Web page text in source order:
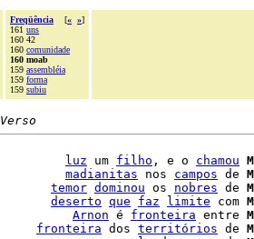
Freqüência [« »]
161 uns
160 42
160 comunidade
160 moab
159 assembléia
159 forma
159 subiu
luz um filho , e o chamou
madianitas nos campos de
temor dominou os nobres de
deserto que faz limite com
Arnon é fronteira entre
fronteira dos territórios de